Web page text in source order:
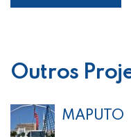
Outros
MAPUTO